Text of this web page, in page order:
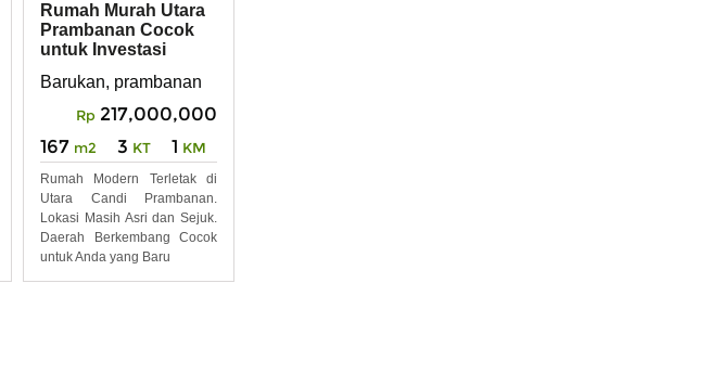
57485
Bendan, Kec. Manisrenggo, Kabupaten Klaten, Jawa Tengah 57485
Rumah Murah Utara
Prambanan Cocok
untuk Investasi
Barukan, prambanan
Rp 217,000,000
167 m2 3 KT 1 KM
Rumah Modern Terletak di
Utara Candi Prambanan.
Lokasi Masih Asri dan Sejuk.
Daerah Berkembang Cocok
untuk Anda yang Baru